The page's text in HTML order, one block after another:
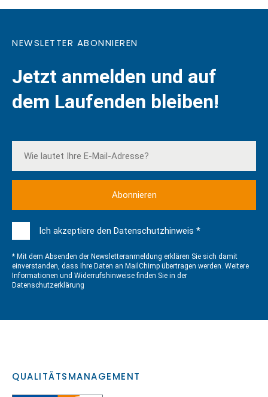
NEWSLETTER ABONNIEREN
Jetzt anmelden und auf
dem Laufenden bleiben!
Ich akzeptiere den Datenschutzhinweis *
* Mit dem Absenden der Newsletteranmeldung erklären Sie sich damit
einverstanden, dass Ihre Daten an MailChimp übertragen werden. Weitere
Informationen und Widerrufshinweise finden Sie in der
Datenschutzerklärung
QUALITÄTSMANAGEMENT